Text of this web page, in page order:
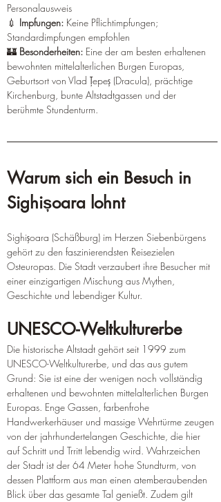
Personalausweis
💉 Impfungen: Keine Pflichtimpfungen;
Standardimpfungen empfohlen
🏰 Besonderheiten: Eine der am besten erhaltenen
bewohnten mittelalterlichen Burgen Europas,
Geburtsort von Vlad Țepeș (Dracula), prächtige
Kirchenburg, bunte Altstadtgassen und der
berühmte Stundenturm.
Warum sich ein Besuch in
Sighișoara lohnt
Sighișoara (Schäßburg) im Herzen Siebenbürgens
gehört zu den faszinierendsten Reisezielen
Osteuropas. Die Stadt verzaubert ihre Besucher mit
einer einzigartigen Mischung aus Mythen,
Geschichte und lebendiger Kultur.
UNESCO-Weltkulturerbe
Die historische Altstadt gehört seit 1999 zum
UNESCO-Weltkulturerbe, und das aus gutem
Grund: Sie ist eine der wenigen noch vollständig
erhaltenen und bewohnten mittelalterlichen Burgen
Europas. Enge Gassen, farbenfrohe
Handwerkerhäuser und massige Wehrtürme zeugen
von der jahrhundertelangen Geschichte, die hier
auf Schritt und Trritt lebendig wird. Wahrzeichen
der Stadt ist der 64 Meter hohe Stundturm, von
dessen Plattform aus man einen atemberaubenden
Blick über das gesamte Tal genießt. Zudem gilt